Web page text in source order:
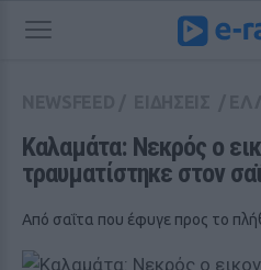
Καλαμάτα: Νεκρός ο
τραυματίστηκε στον
Από σαΐτα που έφυγε προς το